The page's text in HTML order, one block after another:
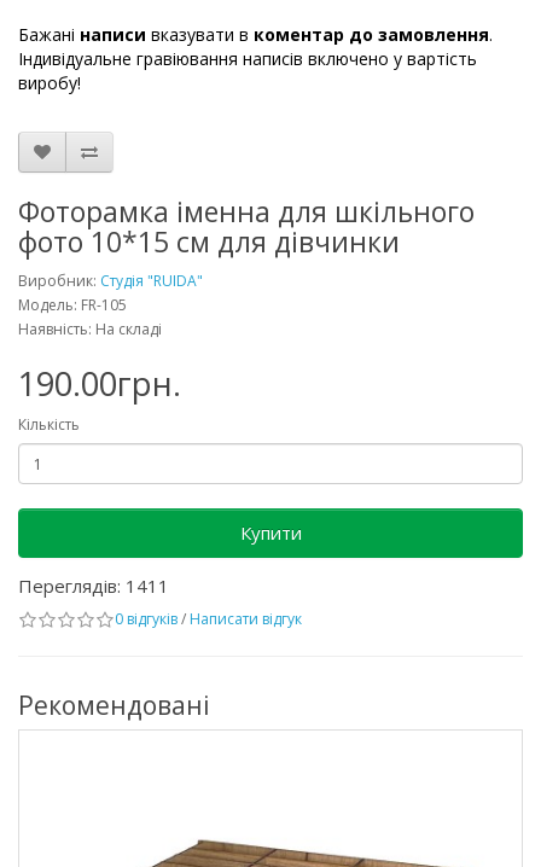
Бажані написи вказувати в коментар до замовлення.
Індивідуальне гравіювання написів включено у вартість
виробу!
Фоторамка іменна для шкільного
фото 10*15 см для дівчинки
Виробник: Студія "RUIDA"
Модель: FR-105
Наявність: На складі
190.00грн.
Кількість
Купити
Переглядів: 1411
0 відгуків/ Написати відгук
Рекомендовані